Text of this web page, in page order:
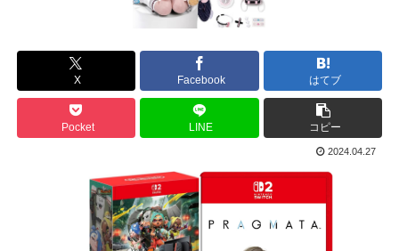
X Facebook はてブ
Pocket LINE コピー
2024.04.27